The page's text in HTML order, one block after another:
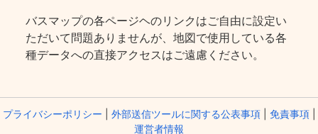
バスマップの各ページヘのリンクはご自由に設定い
ただいて問題ありませんが、地図で使用している各
種データへの直接アクセスはご遠慮ください。
プライバシーポリシー 外部送信ツールに関する公表事項| 免責事項|
運営者情報